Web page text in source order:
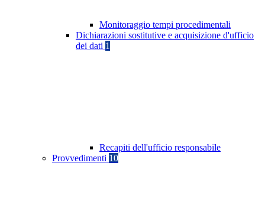
Monitoraggio tempi procedimentali
Dichiarazioni sostitutive e acquisizione d'ufficio
dei dati 1
Recapiti dell'ufficio responsabile
Provvedimenti 10